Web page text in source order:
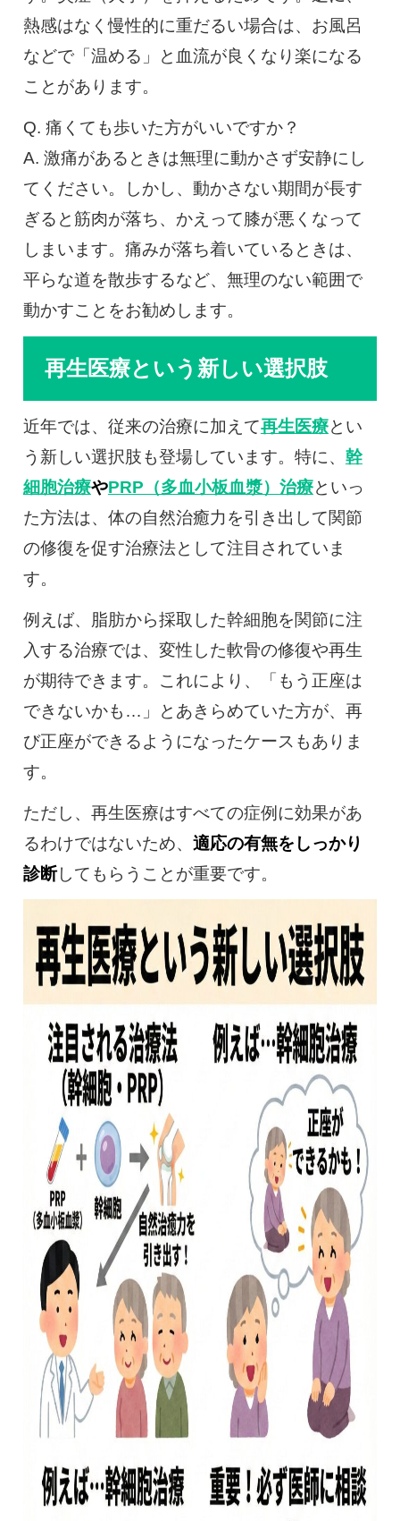
熱感はなく慢性的に重だるい場合は、お風呂
などで「温める」と血流が良くなり楽になる
ことがあります。
Q. 痛くても歩いた方がいいですか？
A. 激痛があるときは無理に動かさず安静にし
てください。しかし、動かさない期間が長す
ぎると筋肉が落ち、かえって膝が悪くなって
しまいます。痛みが落ち着いているときは、
平らな道を散歩するなど、無理のない範囲で
動かすことをお勧めします。
再生医療という新しい選択肢
近年では、従来の治療に加えて再生医療とい
う新しい選択肢も登場しています。特に、 幹
細胞治療やPRP（多血小板血漿）治療といっ
た方法は、体の自然治癒力を引き出して関節
の修復を促す治療法として注目されていま
す。
例えば、脂肪から採取した幹細胞を関節に注
入する治療では、変性した軟骨の修復や再生
が期待できます。これにより、「もう正座は
できないかも…」とあきらめていた方が、再
び正座ができるようになったケースもありま
す。
ただし、再生医療はすべての症例に効果があ
るわけではないため、 適応の有無をしっかり
診断してもらうことが重要です。